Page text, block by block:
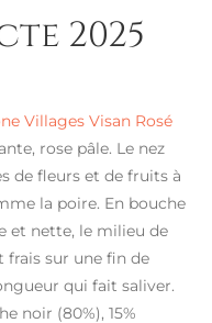
2025
Villages Visan Rosé
rose pâle. Le nez
de fleurs et de fruits à
la poire. En bouche
et nette, le milieu de
frais sur une fin de
qui fait saliver.
noir (80%), 15%